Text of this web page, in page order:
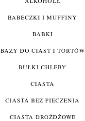
BABECZKI I MUFFINY
BABKI
BAZY DO CIAST I TORTÓW
BUŁKI CHLEBY
CIASTA
CIASTA BEZ PIECZENIA
CIASTA DROŻDŻOWE